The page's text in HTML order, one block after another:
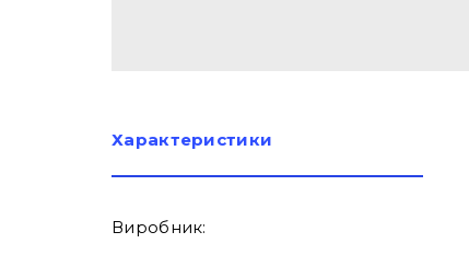
Характеристики
Виробник: